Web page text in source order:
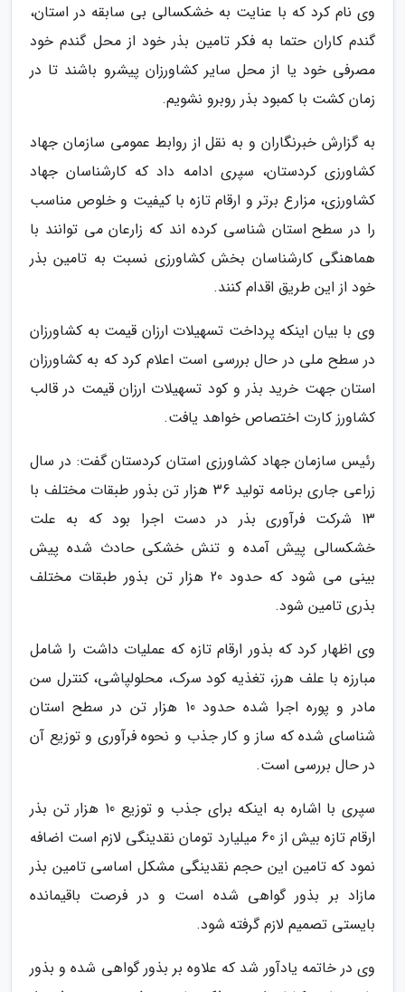
وی نام کرد که با عنایت به خشکسالی بی سابقه در استان،
گندم کاران حتما به فکر تامین بذر خود از محل گندم خود
مصرفی خود یا از محل سایر کشاورزان پیشرو باشند تا در
زمان کشت با کمبود بذر روبرو نشویم.
به گزارش خبرنگاران و به نقل از روابط عمومی سازمان جهاد
کشاورزی کردستان، سپری ادامه داد که کارشناسان جهاد
کشاورزی، مزارع برتر و ارقام تازه با کیفیت و خلوص مناسب
را در سطح استان شناسی کرده اند که زارعان می توانند با
هماهنگی کارشناسان بخش کشاورزی نسبت به تامین بذر
خود از این طریق اقدام کنند.
وی با بیان اینکه پرداخت تسهیلات ارزان قیمت به کشاورزان
در سطح ملی در حال بررسی است اعلام کرد که به کشاورزان
استان جهت خرید بذر و کود تسهیلات ارزان قیمت در قالب
کشاورز کارت اختصاص خواهد یافت.
رئیس سازمان جهاد کشاورزی استان کردستان گفت: در سال
زراعی جاری برنامه تولید 36 هزار تن بذور طبقات مختلف با
13 شرکت فرآوری بذر در دست اجرا بود که به علت
خشکسالی پیش آمده و تنش خشکی حادث شده پیش
بینی می شود که حدود 20 هزار تن بذور طبقات مختلف
بذری تامین شود.
وی اظهار کرد که بذور ارقام تازه که عملیات داشت را شامل
مبارزه با علف هرز، تغذیه کود سرک، محلولپاشی، کنترل سن
مادر و پوره اجرا شده حدود 10 هزار تن در سطح استان
شناسای شده که ساز و کار جذب و نحوه فرآوری و توزیع آن
در حال بررسی است.
سپری با اشاره به اینکه برای جذب و توزیع 10 هزار تن بذر
ارقام تازه بیش از 60 میلیارد تومان نقدینگی لازم است اضافه
نمود که تامین این حجم نقدینگی مشکل اساسی تامین بذر
مازاد بر بذور گواهی شده است و در فرصت باقیمانده
بایستی تصمیم لازم گرفته شود.
وی در خاتمه یادآور شد که علاوه بر بذور گواهی شده و بذور